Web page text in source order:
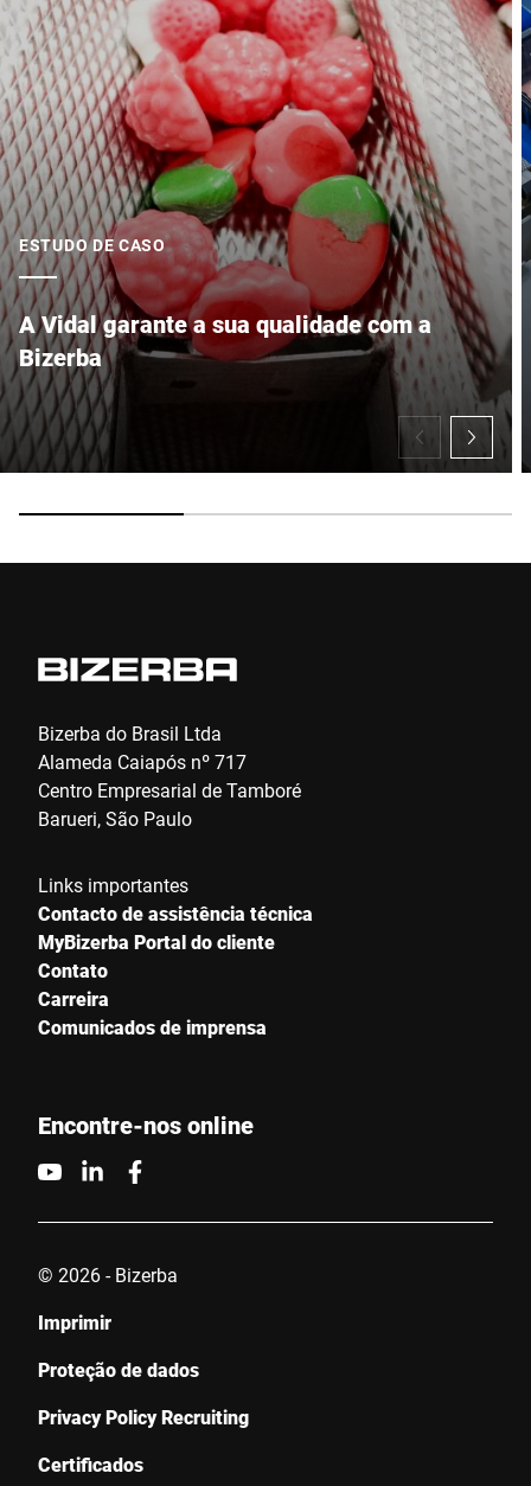
ESTUDO DE CASO
A Vidal garante a sua qualidade com a
Bizerba
Bizerba do Brasil Ltda
Alameda Caiapós nº 717
Centro Empresarial de Tamboré
Barueri, São Paulo
Links importantes
Contacto de assistência técnica
MyBizerba Portal do cliente
Contato
Carreira
Comunicados de imprensa
Encontre-nos online
© 2026 - Bizerba
Imprimir
Proteção de dados
Privacy Policy Recruiting
Certificados